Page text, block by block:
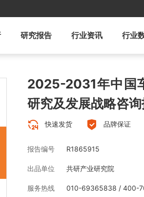
研究报告 行业资讯 行业
2025-2031年中国
研究及发展战略咨
快速发货 品牌保证
报告编号 R1865915
出品单位 共研产业研究院
服务热线 010-69365838 / 400-